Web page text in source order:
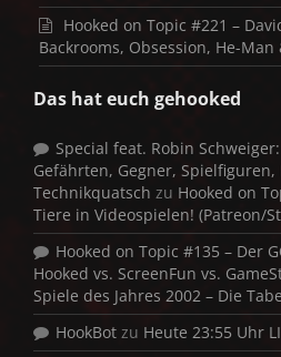
Hooked on Topic #221 –
Backrooms, Obsession, He-Man
Das hat euch gehooked
Special feat. Robin
Gefährten, Gegner, Spielfiguren,
Technikquatsch zu Hooked on
Tiere in Videospielen! (Patreon/
Hooked on Topic #135 – Der
Hooked vs. ScreenFun vs.
Spiele des Jahres 2002 – Die
HookBot zu Heute 23:55 Uhr